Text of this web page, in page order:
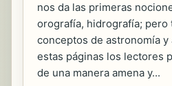
nos da las primeras
orografía, hidrografía; pero
conceptos de astronomía y
estas páginas los lectores
de una manera amena y...